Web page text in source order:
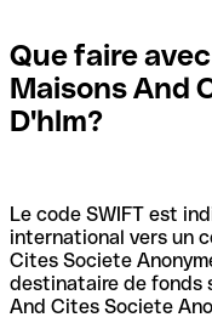
Que faire
Maisons And
D'hlm?
Le code SWIFT est
international vers un
Cites Societe
destinataire de fonds
And Cites Societe